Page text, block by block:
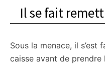
Il se fait
Sous la menace, il
caisse avant de prendre